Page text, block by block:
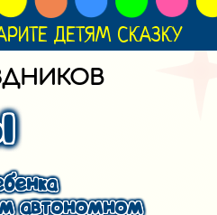
ДЕТЯМ СКАЗКУ
автономном